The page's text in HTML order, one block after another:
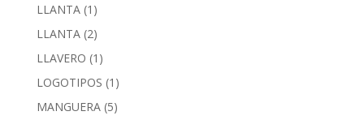
LLANTA (1)
LLANTA (2)
LLAVERO (1)
LOGOTIPOS (1)
MANGUERA (5)